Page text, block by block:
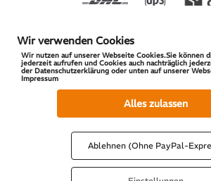
© 2026 S-PARTS | All Rights
Wir verwenden Cookies
Wir nutzen auf unserer Webseite Cookies.Sie können
jederzeit aufrufen und Cookies auch nachträglich
der Datenschutzerklärung oder unten auf unserer
Impressum
Alles zulassen
Ablehnen (Ohne PayPal-